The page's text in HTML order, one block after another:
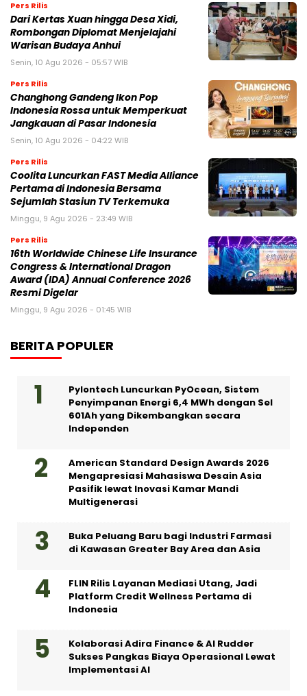
Pers Rilis
Dari Kertas Xuan hingga Desa Xidi,
Rombongan Diplomat Menjelajahi
Warisan Budaya Anhui
Senin, 10 Agu 2026 - 05:57 WIB
Pers Rilis
Changhong Gandeng Ikon Pop
Indonesia Rossa untuk Memperkuat
Jangkauan di Pasar Indonesia
Senin, 10 Agu 2026 - 04:22 WIB
Pers Rilis
Coolita Luncurkan FAST Media Alliance
Pertama di Indonesia Bersama
Sejumlah Stasiun TV Terkemuka
Minggu, 9 Agu 2026 - 23:49 WIB
Pers Rilis
16th Worldwide Chinese Life Insurance
Congress & International Dragon
Award (IDA) Annual Conference 2026
Resmi Digelar
Minggu, 9 Agu 2026 - 01:45 WIB
BERITA POPULER
Pylontech Luncurkan PyOcean, Sistem
Penyimpanan Energi 6,4 MWh dengan Sel
601Ah yang Dikembangkan secara
Independen
American Standard Design Awards 2026
Mengapresiasi Mahasiswa Desain Asia
Pasifik lewat Inovasi Kamar Mandi
Multigenerasi
Buka Peluang Baru bagi Industri Farmasi
di Kawasan Greater Bay Area dan Asia
FLIN Rilis Layanan Mediasi Utang, Jadi
Platform Credit Wellness Pertama di
Indonesia
Kolaborasi Adira Finance & AI Rudder
Sukses Pangkas Biaya Operasional Lewat
Implementasi AI